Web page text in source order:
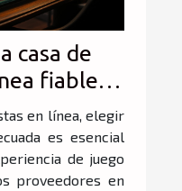
casa de
fiable:
de
en línea, elegir
es esencial
de juego
proveedores en